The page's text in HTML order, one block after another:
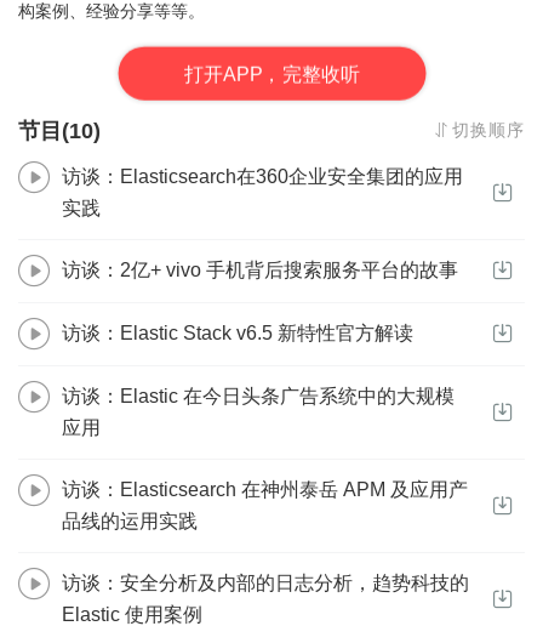
构案例 、经验分享等等。
打开APP，完整收听
节目(10) 切换顺序
访谈：Elasticsearch在360企业安全集团的应用
实践
访谈：2亿+ vivo 手机背后搜索服务平台的故事
访谈：Elastic Stack v6.5 新特性官方解读
访谈：Elastic 在今日头条广告系统中的大规模
应用
访谈：Elasticsearch 在神州泰岳 APM 及应用产
品线的运用实践
访谈：安全分析及内部的日志分析，趋势科技的
Elastic 使用案例